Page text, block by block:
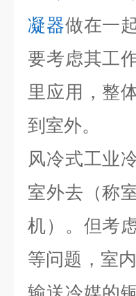
凝器做在一
要考虑其工
里应用，整
到室外。
风冷式工业
室外去（称
机）。但考
等问题，室